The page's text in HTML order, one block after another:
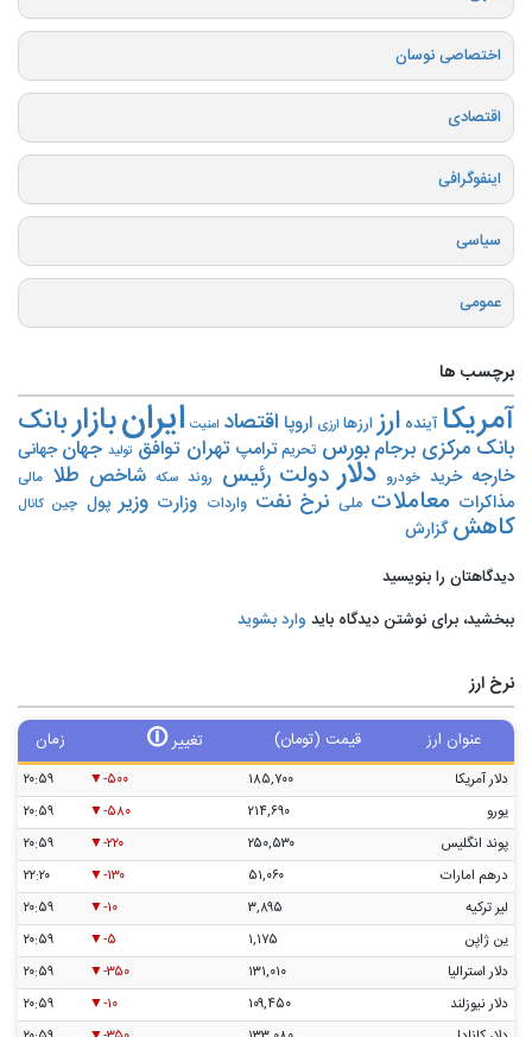
اختصاصی نوسان
اقتصادی
اینفوگرافی
سیاسی
عمومی
برچسب ها
آمریکا آینده ارز ارزها ارزی اروپا اقتصاد امنیت ایرانبازاربانک
بانک مرکزی برجام بورس تحریم‌ ترامپ تهران توافق تولید جهان جهانی
خارجه خرید خودرو دلار دولت رئیس روند سکه شاخص طلا مالی
مذاکرات معاملات ملی نرخ نفت واردات وزارت وزیر پول چین کانال
کاهش گزارش
دیدگاهتان را بنویسید
ببخشید، برای نوشتن دیدگاه باید وارد بشوید
نرخ ارز
عنوان ارز قیمت (تومان) تغییر🛈 زمان
دلار آمریکا ۱۸۵,۷۰۰ -۵۰۰
۲۰:۵۹
یورو
۲۱۴,۶۹۰ -۵۸۰
۲۰:۵۹
پوند انگلیس
۲۵۰,۵۳۰ -۲۲۰
۲۰:۵۹
درهم امارات
۵۱,۰۶۰ -۱۳۰
۲۲:۲۰
لیر ترکیه
۳,۸۹۵ -۱۰
۲۰:۵۹
ین ژاپن
۱,۱۷۵ -۵
۲۰:۵۹
دلار استرالیا
۱۳۱,۰۱۰ -۳۵۰
۲۰:۵۹
دلار نیوزلند
۱۰۹,۴۵۰ -۱۰
۲۰:۵۹